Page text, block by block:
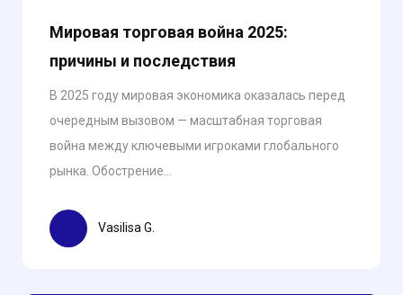
Мировая торговая война 2025:
причины и последствия
В 2025 году мировая экономика оказалась перед
очередным вызовом — масштабная торговая
война между ключевыми игроками глобального
рынка. Обострение...
Vasilisa G.